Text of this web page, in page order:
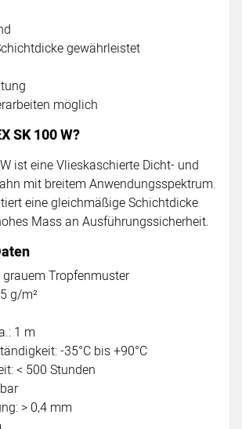
gewährleistet
möglich
SK 100 W?
ist eine Vlieskaschierte Dicht- und
mit breitem Anwendungsspektrum.
eine gleichmäßige Schichtdicke
Mass an Ausführungssicherheit.
Tropfenmuster
g/m²
1 m
-35°C bis +90°C
< 500 Stunden
> 0,4 mm